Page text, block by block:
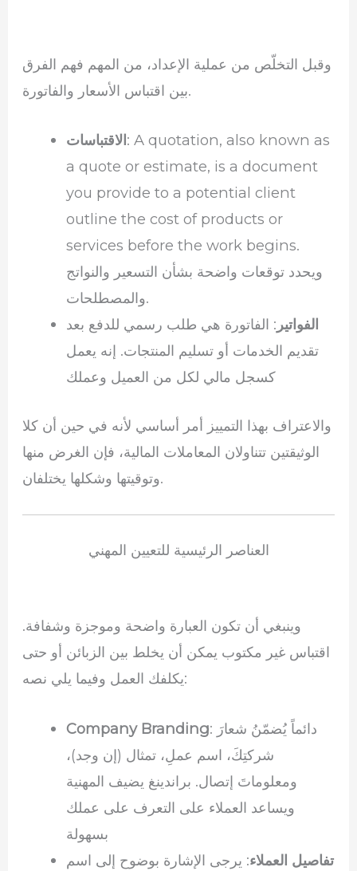
وقبل التخلّص من عملية الإعداد، من المهم فهم الفرق
بين اقتباس الأسعار والفاتورة.
الاقتباسات: A quotation, also known as
a quote or estimate, is a document
you provide to a potential client
outline the cost of products or
services before the work begins.
ويحدد توقعات واضحة بشأن التسعير والنواتج
والمصطلحات.
الفواتير : الفاتورة هي طلب رسمي للدفع بعد
تقديم الخدمات أو تسليم المنتجات. إنه يعمل
كسجل مالي لكل من العميل وعملك
والاعتراف بهذا التمييز أمر أساسي لأنه في حين أن كلا
الوثيقتين تتناولان المعاملات المالية، فإن الغرض منها
وتوقيتها وشكلها يختلفان.
العناصر الرئيسية للتعيين المهني
وينبغي أن تكون العبارة واضحة وموجزة وشفافة.
اقتباس غير مكتوب يمكن أن يخلط بين الزبائن أو حتى
يكلفك العمل وفيما يلي نصه:
Company Branding: دائماً يُضمّنُ شعارَ
شركتِكَ، اسم عملِ، تمثال (إن وجد)،
ومعلوماتَ إتصال. براندينغ يضيف المهنية
ويساعد العملاء على التعرف على عملك
بسهولة
تفاصيل العملاء: يرجى الإشارة بوضوح إلى اسم